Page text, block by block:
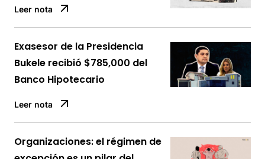
Leer nota
Exasesor de la Presidencia
Bukele recibió $785,000 del
Banco Hipotecario
Leer nota
Organizaciones: el régimen de